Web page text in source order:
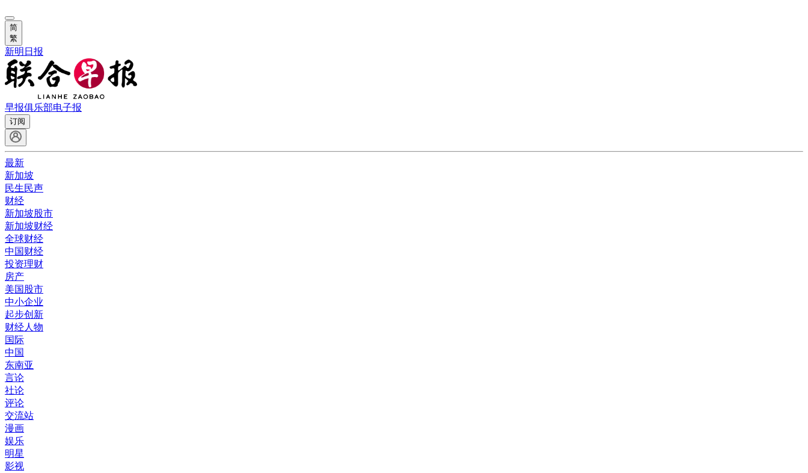
简
繁
新明日报
早报俱乐部电子报
订阅
最新
新加坡
民生民声
财经
新加坡股市
新加坡财经
全球财经
中国财经
投资理财
房产
美国股市
中小企业
起步创新
财经人物
国际
中国
东南亚
言论
社论
评论
交流站
漫画
娱乐
明星
影视